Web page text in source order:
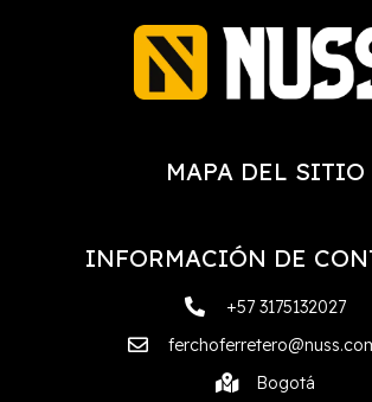
MAPA DEL SITIO
INFORMACIÓN DE
+57 3175132027
Bogotá